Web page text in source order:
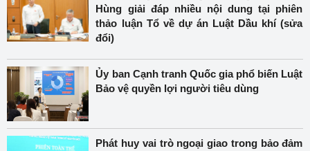
Hùng giải đáp nhiều nội dung tại phiên
thảo luận Tổ về dự án Luật Dầu khí (sửa
đổi)
Ủy ban Cạnh tranh Quốc gia phổ biến Luật
Bảo vệ quyền lợi người tiêu dùng
Phát huy vai trò ngoại giao trong bảo đảm